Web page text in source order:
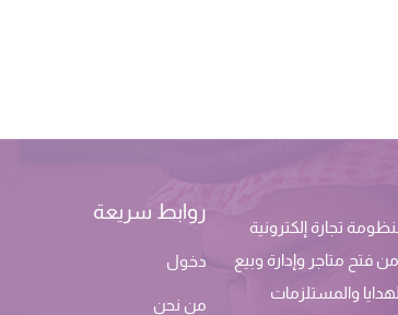
تجارة إلكترونية
فتح متاجر وإدارة وبيع
والمستلزمات
روابط سريعة
دخول
من نحن